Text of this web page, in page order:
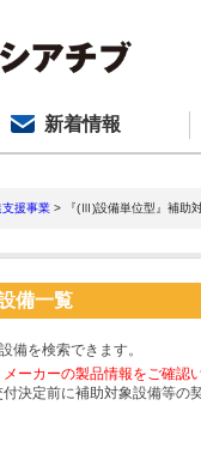
新着情報
援事業 > 『(Ⅲ)設備単位型』補助
備一覧
備を検索できます。
ーカーの製品情報をご確認
決定前に補助対象設備等の